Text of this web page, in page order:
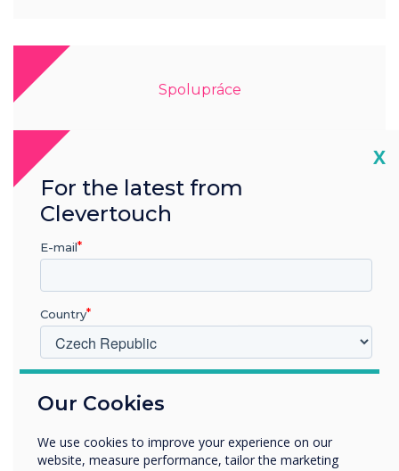
Spolupráce
Naše interaktivní dotykové obrazovky
poskytují pracovní prostor pro spolupráci v
reálném čase, který umožňuje účastníkům
zároveň zajistit, aby systémy spolupráce a
Podívejte se na naše interaktivní
displeje
Our Cookies
We use cookies to improve your experience on our
website, measure performance, tailor the marketing
X
For the latest from
Clevertouch
E-mail
Country
Vzdělávání
Další